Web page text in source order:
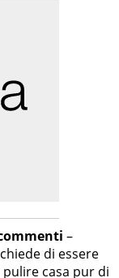
–
di essere
casa pur di